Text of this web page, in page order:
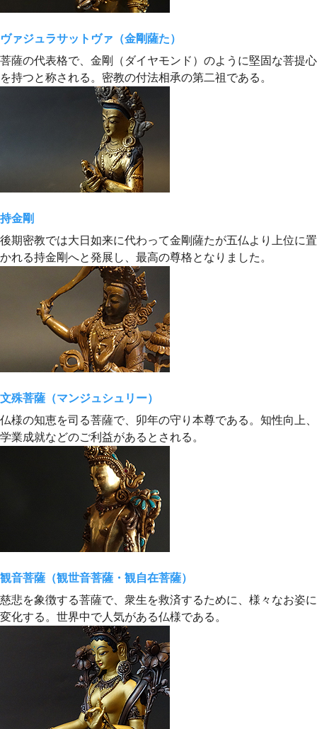
ヴァジュラサットヴァ（金剛薩た）
菩薩の代表格で、金剛（ダイヤモンド）のように堅固な菩提心
を持つと称される。密教の付法相承の第二祖である。
持金剛
後期密教では大日如来に代わって金剛薩たが五仏より上位に置
かれる持金剛へと発展し、最高の尊格となりました。
文殊菩薩（マンジュシュリー）
仏様の知恵を司る菩薩で、卯年の守り本尊である。知性向上、
学業成就などのご利益があるとされる。
観音菩薩（観世音菩薩・観自在菩薩）
慈悲を象徴する菩薩で、衆生を救済するために、様々なお姿に
変化する。世界中で人気がある仏様である。